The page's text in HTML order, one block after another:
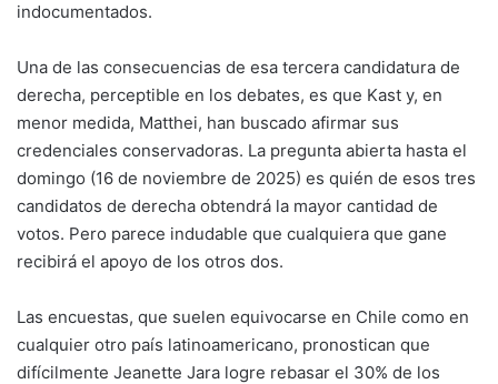
indocumentados.
Una de las consecuencias de esa tercera candidatura de
derecha, perceptible en los debates, es que Kast y, en
menor medida, Matthei, han buscado afirmar sus
credenciales conservadoras. La pregunta abierta hasta el
domingo (16 de noviembre de 2025) es quién de esos tres
candidatos de derecha obtendrá la mayor cantidad de
votos. Pero parece indudable que cualquiera que gane
recibirá el apoyo de los otros dos.
Las encuestas, que suelen equivocarse en Chile como en
cualquier otro país latinoamericano, pronostican que
difícilmente Jeanette Jara logre rebasar el 30% de los